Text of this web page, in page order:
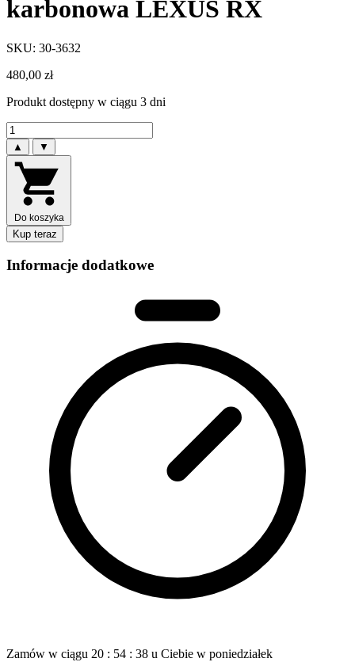
karbonowa LEXUS RX
SKU: 30-3632
480,00 zł
Produkt dostępny w ciągu 3 dni
▲ ▼
Do koszyka
Kup teraz
Informacje dodatkowe
Zamów w ciągu 20 : 54 : 37 u Ciebie w poniedziałek